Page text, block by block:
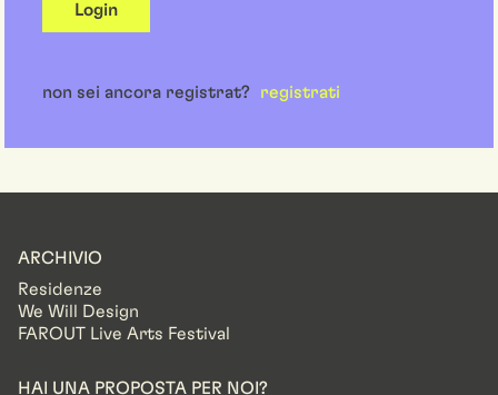
Login
non sei ancora registrat? registrati
ARCHIVIO
Residenze
We Will Design
FAROUT Live Arts Festival
HAI UNA PROPOSTA PER NOI?